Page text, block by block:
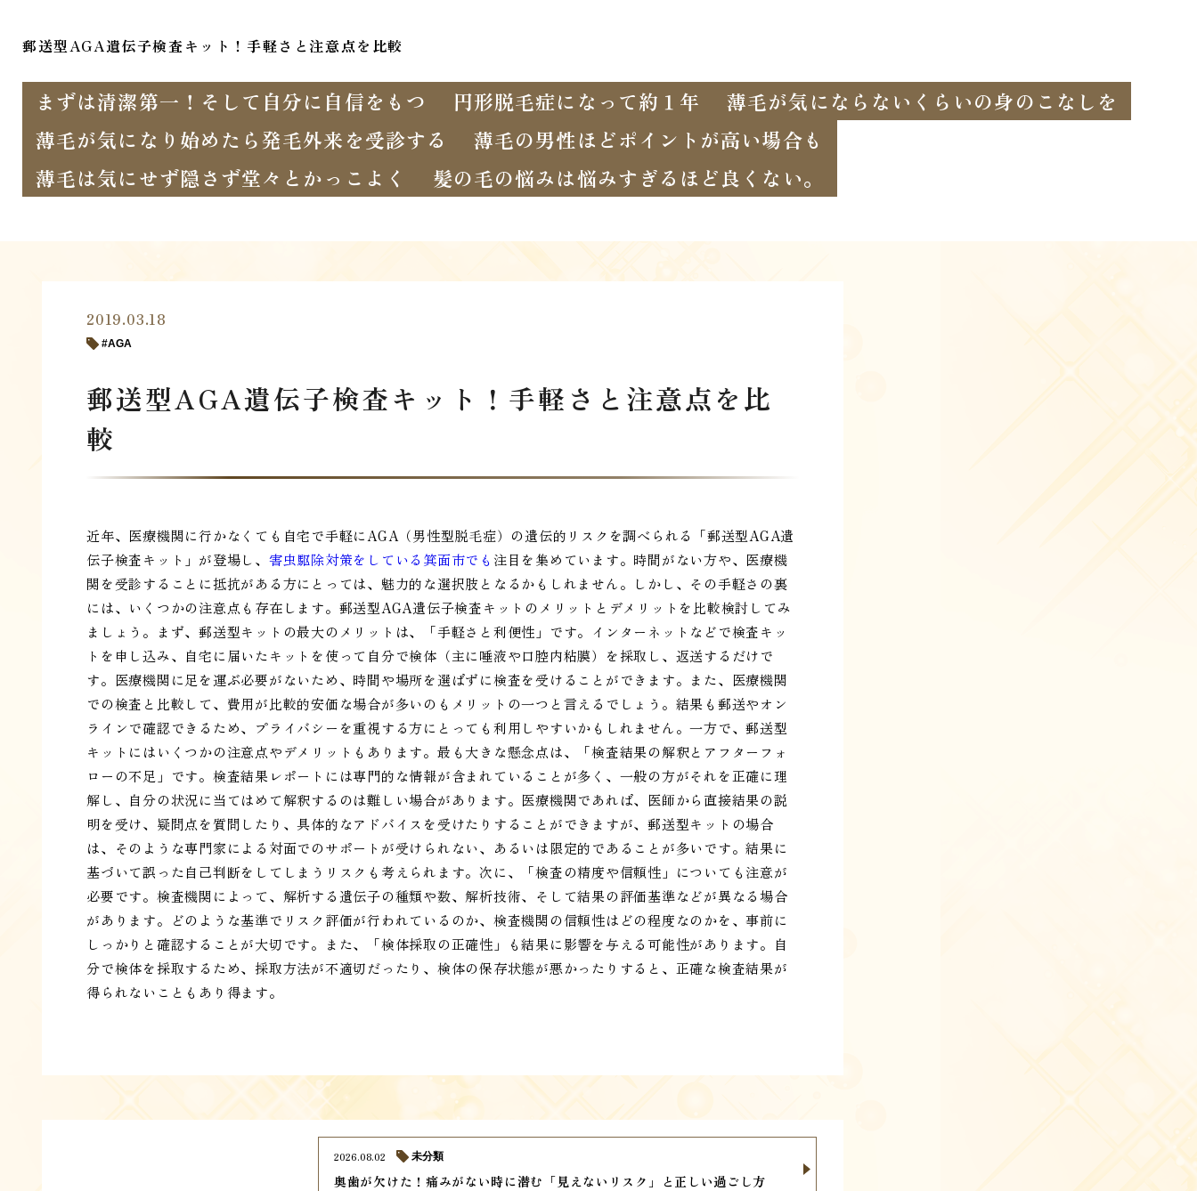
郵送型AGA遺伝子検査キット！手軽さと注意点を比較
まずは清潔第一！そして自分に自信をもつ 円形脱毛症になって約１年
薄毛が気にならないくらいの身のこなしを
薄毛が気になり始めたら発毛外来を受診する
薄毛の男性ほどポイントが高い場合も
薄毛は気にせず隠さず堂々とかっこよく
髪の毛の悩みは悩みすぎるほど良くない。
2019.03.18
AGA
郵送型AGA遺伝子検査キット！手軽さと注意点を比
較
近年、医療機関に行かなくても自宅で手軽にAGA（男性型脱毛症）の遺伝的リスクを調べられる「郵送型AGA遺
伝子検査キット」が登場し、 害虫駆除対策をしている箕面市でも 注目を集めています。時間がない方や、医療機
関を受診することに抵抗がある方にとっては、魅力的な選択肢となるかもしれません。しかし、その手軽さの裏
には、いくつかの注意点も存在します。郵送型AGA遺伝子検査キットのメリットとデメリットを比較検討してみ
ましょう。まず、郵送型キットの最大のメリットは、「手軽さと利便性」です。インターネットなどで検査キッ
トを申し込み、自宅に届いたキットを使って自分で検体（主に唾液や口腔内粘膜）を採取し、返送するだけで
す。医療機関に足を運ぶ必要がないため、時間や場所を選ばずに検査を受けることができます。また、医療機関
での検査と比較して、費用が比較的安価な場合が多いのもメリットの一つと言えるでしょう。結果も郵送やオン
ラインで確認できるため、プライバシーを重視する方にとっても利用しやすいかもしれません。一方で、郵送型
キットにはいくつかの注意点やデメリットもあります。最も大きな懸念点は、「検査結果の解釈とアフターフォ
ローの不足」です。検査結果レポートには専門的な情報が含まれていることが多く、一般の方がそれを正確に理
解し、自分の状況に当てはめて解釈するのは難しい場合があります。医療機関であれば、医師から直接結果の説
明を受け、疑問点を質問したり、具体的なアドバイスを受けたりすることができますが、郵送型キットの場合
は、そのような専門家による対面でのサポートが受けられない、あるいは限定的であることが多いです。結果に
基づいて誤った自己判断をしてしまうリスクも考えられます。次に、「検査の精度や信頼性」についても注意が
必要です。検査機関によって、解析する遺伝子の種類や数、解析技術、そして結果の評価基準などが異なる場合
があります。どのような基準でリスク評価が行われているのか、検査機関の信頼性はどの程度なのかを、事前に
しっかりと確認することが大切です。また、「検体採取の正確性」も結果に影響を与える可能性があります。自
分で検体を採取するため、採取方法が不適切だったり、検体の保存状態が悪かったりすると、正確な検査結果が
得られないこともあり得ます。
奥歯が欠けた！痛みがない時に潜む「見えないリスク」と正しい過ごし方
2026.08.02 未分類